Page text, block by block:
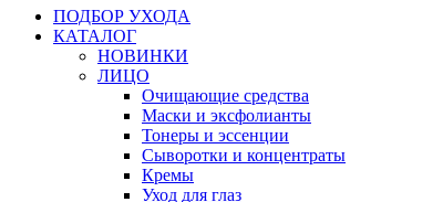
ПОДБОР УХОДА
КАТАЛОГ
НОВИНКИ
ЛИЦО
Очищающие средства
Маски и эксфолианты
Тонеры и эссенции
Сыворотки и концентраты
Кремы
Уход для глаз